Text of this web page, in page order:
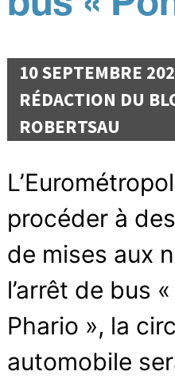
10 SEPTEMBRE
RÉDACTION DU
ROBERTSAU
procéder à
de mises aux
l’arrêt de bus
Phario », la
automobile